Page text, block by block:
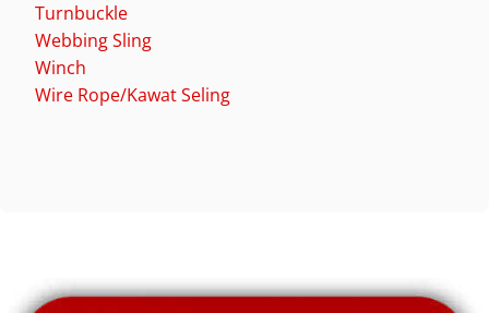
Turnbuckle
Webbing Sling
Winch
Wire Rope/Kawat Seling